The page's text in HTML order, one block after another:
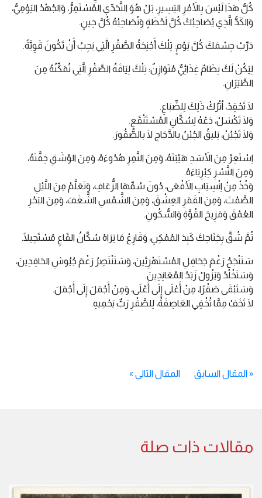
كُلُّ هَذَا لَيْسَ بِالأَمْرِ اليَسِيرِ، بَلْ هُوَ التَّحَدِّي المُسْتَمِرُّ، وَالجُهْدُ اليَوْمِيُّ،
وَالكَدُّ الَّذِي يُصَاحِبُكَ كُلَّ لَحْظَةٍ وَتُصَاحِبُهُ كُلَّ حِينٍ.
دَرِّبْ جِسْمَكَ كُلَّ يَوْمٍ: تِلْكَ أَجْنِحَةُ الصَّقْرِ الَّتِي يَجِبُ أَنْ تَكُونَ قَوِيَّةً.
لِيَكُنْ لَكَ نِظَامٌ غِذَائِيٌّ مُتَوَازِنٌ: تِلْكَ لِيَاقَةُ الصَّقْرِ الَّتِي تُمَكِّنُهُ مِنَ
الطَّيَرَانِ.
لَا تَحْقِدْ، اُتْرُكْ ذَلِكَ لِلضِّبَاعِ.
وَلَا تَكْسَلْ، دَعْهُ لِسُكَّانِ المُسْتَنْقَعِ.
وَلَا تَجْبُنْ، يَليقُ الجُبْنُ بالدَّجَاج لَا بالصُّقُورَ.
اِسْتَعِرْ مِنَ الأَسَدِ هَيْبَتَهُ، وَمِنَ النَّمِرِ هُدُوءَهُ، وَمِنَ الوُشَقِ خِفَّتَهُ،
وَمِنَ النَّسْرِ كِبْرِيَاءَهُ.
وَخُذْ مِنْ اِنْسِيَابِ الأَفْعَى، دُونَ سُمِّهَا الزُّعَافِ، وَتَعَلَّمْ مِنَ اللَّيْلِ
الصَّمْتَ، وَمِنَ القَمَرِ العِشْقَ، وَمِنَ الشَّمْسِ الشَّغَفَ، وَمِنَ البَحْرِ
العُمْقَ وَمَزِيحَ القُوَّةِ وَالسُّكُونِ.
ثُمَّ شُقَّ بِجَنَاحِكَ كَبِدَ المُمْكِنِ، وَقَارِعْ مَا يَرَاهُ سُكَّانُ القَاعِ مُسْتَحِيلًا.
سَتَنْجَحُ رَغْمَ جَحَافِلِ المُسْتَهْزِئِينَ، وَسَتَنْتَصِرُ رَغْمَ جُيُوشِ الحَاقِدِينَ،
وَسَتَخْلُدُ وَيَزُولُ زَبَدُ المُعَانِدِينَ.
وَسَتَبْقَى صَقْرًا، مِنْ أَعْلَى إِلَى أَعْلَى، وَمِنْ أَجْمَلَ إِلَى أَجْمَلَ.
لَا تَخَفْ مِمَّا تُخْفِي العَاصِفَةُ، لِلصَّقْرِ رَبٌّ يَحْمِيهِ.
«المقال السابق المقال التالي »
مقالات ذات صلة